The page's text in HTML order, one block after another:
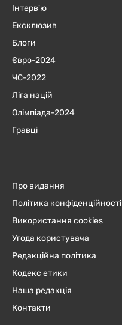
Інтерв'ю
Ексклюзив
Блоги
Євро-2024
ЧC-2022
Ліга націй
Олімпіада-2024
Гравці
Про видання
Політика конфіденційності
Використання cookies
Угода користувача
Редакційна політика
Кодекс етики
Наша редакція
Контакти